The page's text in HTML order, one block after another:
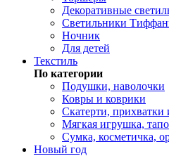
Декоративные
Светильники
Ночник
Для детей
Текстиль
По категории
Подушки, наволочки
Ковры и коврики
Скатерти, прихватки
Мягкая игрушка,
Сумка, косметичка,
Новый год